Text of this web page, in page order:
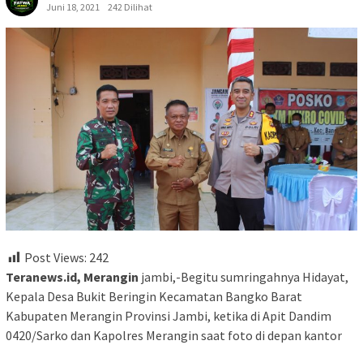
Juni 18, 2021
242 Dilihat
Post Views: 242
Teranews.id, Merangin jambi,-Begitu sumringahnya Hidayat,
Kepala Desa Bukit Beringin Kecamatan Bangko Barat
Kabupaten Merangin Provinsi Jambi, ketika di Apit Dandim
0420/Sarko dan Kapolres Merangin saat foto di depan kantor